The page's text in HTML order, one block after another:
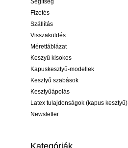
Fizetés
Szállítás
Visszaküldés
Mérettáblázat
Keszyű kisokos
Kapuskesztyű-modellek
Kesztyű szabások
Kesztyűápolás
Latex tulajdonságok (kapus kesztyű)
Newsletter
Kategóriák